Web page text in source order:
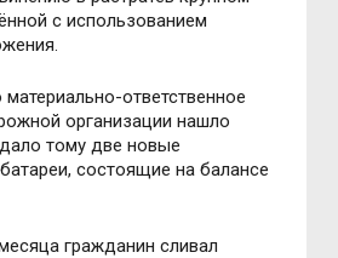
с использованием
ответственное
организации нашло
тому две новые
состоящие на балансе
гражданин сливал